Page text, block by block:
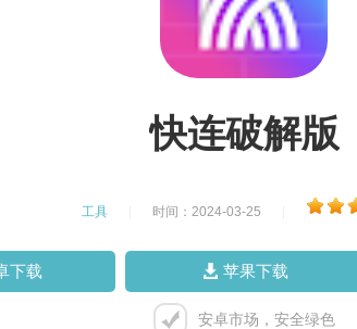
快连破解版
工具 时间：2024-03-25
下载 苹果下载
安卓市场，安全绿色